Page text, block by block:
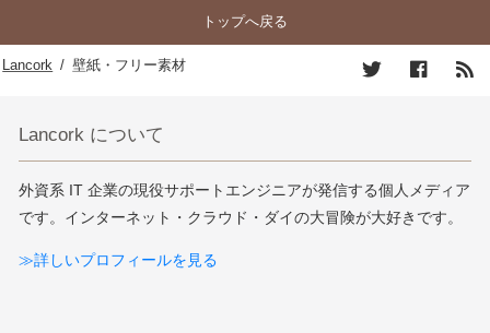
トップへ戻る
Lancork / 壁紙・フリー素材
Lancork について
外資系 IT 企業の現役サポートエンジニアが発信する個人メディア
です。インターネット・クラウド・ダイの大冒険が大好きです。
≫詳しいプロフィールを見る